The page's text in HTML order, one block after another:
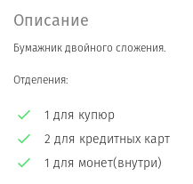
Описание
Бумажник двойного сложения.
Отделения:
1 для купюр
2 для кредитных карт
1 для монет(внутри)